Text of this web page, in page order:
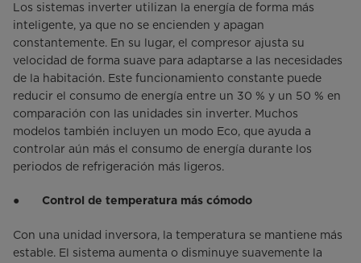
Los sistemas inverter utilizan la energía de forma más
inteligente, ya que no se encienden y apagan
constantemente. En su lugar, el compresor ajusta su
velocidad de forma suave para adaptarse a las necesidades
de la habitación. Este funcionamiento constante puede
reducir el consumo de energía entre un 30 % y un 50 % en
comparación con las unidades sin inverter. Muchos
modelos también incluyen un modo Eco, que ayuda a
controlar aún más el consumo de energía durante los
periodos de refrigeración más ligeros.
● Control de temperatura más cómodo
Con una unidad inversora, la temperatura se mantiene más
estable. El sistema aumenta o disminuye suavemente la